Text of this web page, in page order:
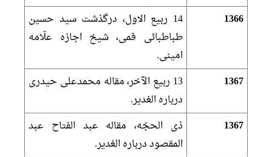
1366
14 ربيع الاول، درگذشت سيد حسين
طباطبائى قمى، شيخ اجازه علّامه
امينى.
1367
13 ربيع الآخر، مقاله محمدعلى حيدرى
درباره الغدير.
1367
ذى الحجّه، مقاله عبد الفتاح عبد
المقصود درباره الغدير.